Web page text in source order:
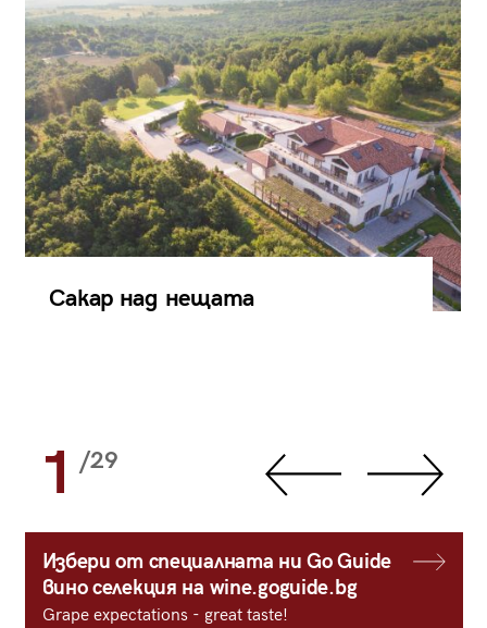
Сакар над нещата
1 /29
Избери от специалната ни Go Guide
вино селекция на wine.goguide.bg
Grape expectations - great taste!